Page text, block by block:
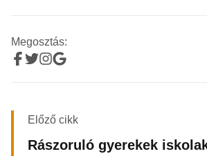
Megosztás:
Előző cikk
Rászoruló gyerekek